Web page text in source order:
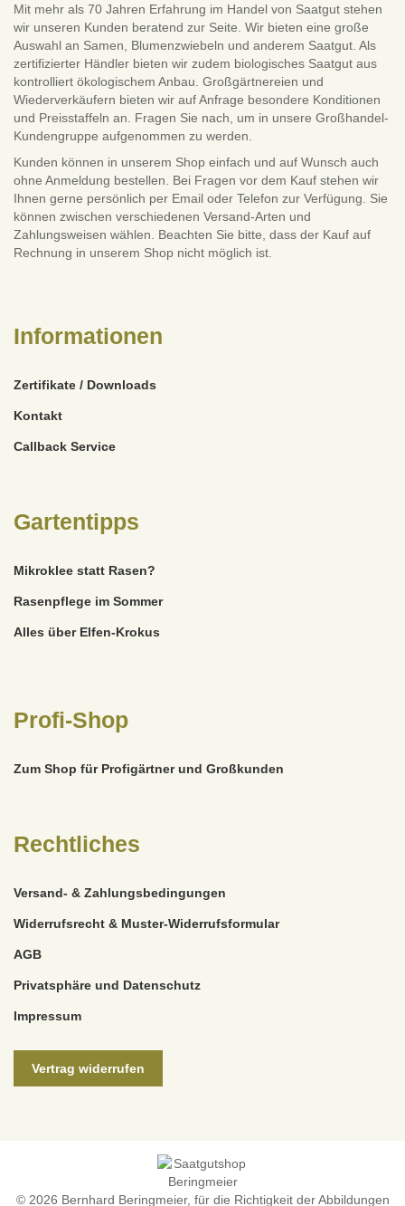
Mit mehr als 70 Jahren Erfahrung im Handel von Saatgut stehen
wir unseren Kunden beratend zur Seite. Wir bieten eine große
Auswahl an Samen, Blumenzwiebeln und anderem Saatgut. Als
zertifizierter Händler bieten wir zudem biologisches Saatgut aus
kontrolliert ökologischem Anbau. Großgärtnereien und
Wiederverkäufern bieten wir auf Anfrage besondere Konditionen
und Preisstaffeln an. Fragen Sie nach, um in unsere Großhandel-
Kundengruppe aufgenommen zu werden.
Kunden können in unserem Shop einfach und auf Wunsch auch
ohne Anmeldung bestellen. Bei Fragen vor dem Kauf stehen wir
Ihnen gerne persönlich per Email oder Telefon zur Verfügung. Sie
können zwischen verschiedenen Versand-Arten und
Zahlungsweisen wählen. Beachten Sie bitte, dass der Kauf auf
Rechnung in unserem Shop nicht möglich ist.
Informationen
Zertifikate / Downloads
Kontakt
Callback Service
Gartentipps
Mikroklee statt Rasen?
Rasenpflege im Sommer
Alles über Elfen-Krokus
Profi-Shop
Zum Shop für Profigärtner und Großkunden
Rechtliches
Versand- & Zahlungsbedingungen
Widerrufsrecht & Muster-Widerrufsformular
AGB
Privatsphäre und Datenschutz
Impressum
Vertrag widerrufen
© 2026 Bernhard Beringmeier, für die Richtigkeit der Abbildungen